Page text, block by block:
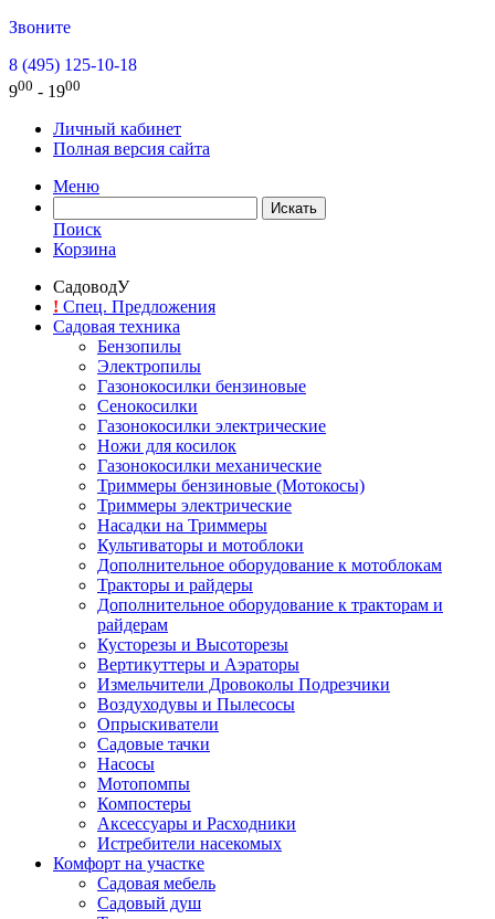
Звоните
8 (495) 125-10-18
900 - 1900
Личный кабинет
Полная версия сайта
Меню
Поиск
Корзина
СадоводУ
! Спец. Предложения
Садовая техника
Бензопилы
Электропилы
Газонокосилки бензиновые
Сенокосилки
Газонокосилки электрические
Ножи для косилок
Газонокосилки механические
Триммеры бензиновые (Мотокосы)
Триммеры электрические
Насадки на Триммеры
Культиваторы и мотоблоки
Дополнительное оборудование к мотоблокам
Тракторы и райдеры
Дополнительное оборудование к тракторам и
райдерам
Кусторезы и Высоторезы
Вертикуттеры и Аэраторы
Измельчители Дровоколы Подрезчики
Воздуходувы и Пылесосы
Опрыскиватели
Садовые тачки
Насосы
Мотопомпы
Компостеры
Аксессуары и Расходники
Истребители насекомых
Комфорт на участке
Садовая мебель
Садовый душ